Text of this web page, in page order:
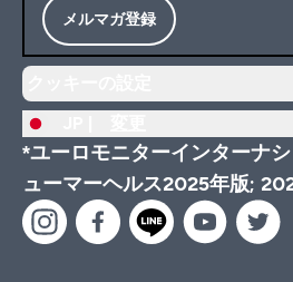
メルマガ登録
*ユーロモニターインターナ
ューマーヘルス2025年版;